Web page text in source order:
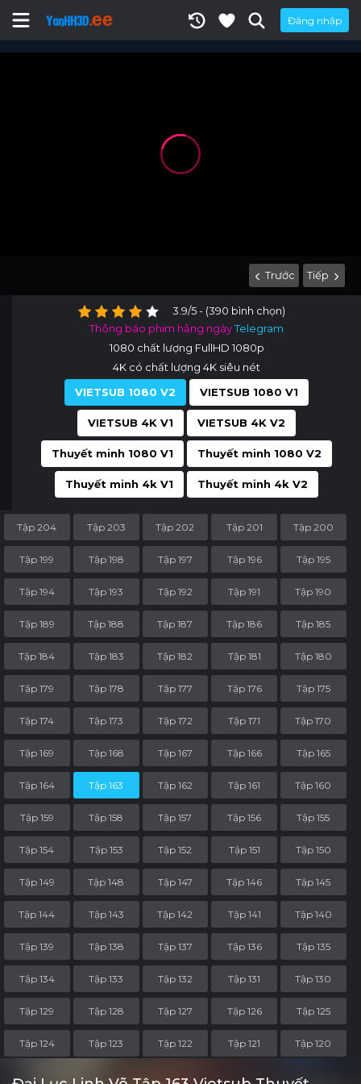
Đăng nhập
Trước Tiếp
3.9/5 - (390 bình chọn)
Thông báo phim hằng ngàyTelegram
1080 chất lượng FullHD 1080p
4K có chất lượng 4K siêu nét
VIETSUB 1080 V2
VIETSUB 1080 V1
VIETSUB 4K V1 VIETSUB 4K V2
Thuyết minh 1080 V1 Thuyết minh 1080 V2
Thuyết minh 4k V1 Thuyết minh 4k V2
Tập 204 Tập 203 Tập 202 Tập 201 Tập 200
Tập 199 Tập 198 Tập 197 Tập 196 Tập 195
Tập 194 Tập 193 Tập 192 Tập 191 Tập 190
Tập 189 Tập 188 Tập 187 Tập 186 Tập 185
Tập 184 Tập 183 Tập 182 Tập 181 Tập 180
Tập 179 Tập 178 Tập 177 Tập 176 Tập 175
Tập 174 Tập 173 Tập 172 Tập 171 Tập 170
Tập 169 Tập 168 Tập 167 Tập 166 Tập 165
Tập 164 Tập 163 Tập 162 Tập 161 Tập 160
Tập 159 Tập 158 Tập 157 Tập 156 Tập 155
Tập 154 Tập 153 Tập 152 Tập 151 Tập 150
Tập 149 Tập 148 Tập 147 Tập 146 Tập 145
Tập 144 Tập 143 Tập 142 Tập 141 Tập 140
Tập 139 Tập 138 Tập 137 Tập 136 Tập 135
Tập 134 Tập 133 Tập 132 Tập 131 Tập 130
Tập 129 Tập 128 Tập 127 Tập 126 Tập 125
Tập 124 Tập 123 Tập 122 Tập 121 Tập 120
Tập 119 Tập 118 Tập 116 Tập 115